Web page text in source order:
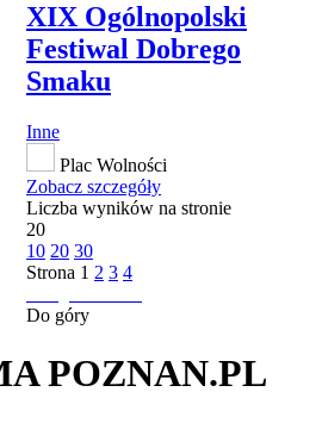
XIX Ogólnopolski
Festiwal Dobrego
Smaku
Inne
Plac Wolności
Zobacz szczegóły
Liczba wyników na stronie
20
10 20 30
Strona 1 2 3 4
Do góry
POZNAN.PL